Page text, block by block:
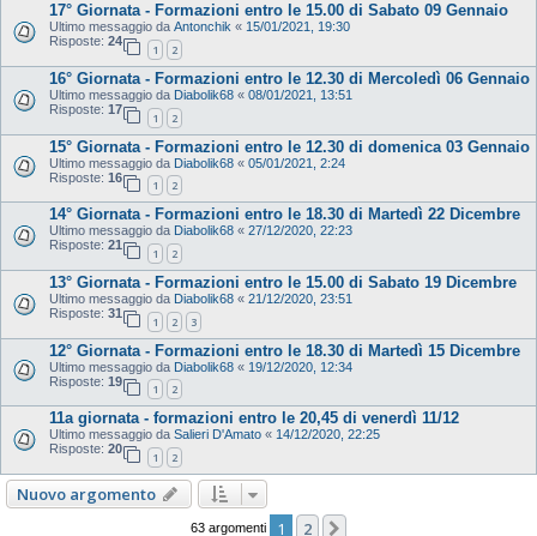
17° Giornata - Formazioni entro le 15.00 di Sabato 09 Gennaio
Ultimo messaggio da Antonchik « 15/01/2021, 19:30
Risposte: 24
1 2
16° Giornata - Formazioni entro le 12.30 di Mercoledì 06 Gennaio
Ultimo messaggio da Diabolik68 « 08/01/2021, 13:51
Risposte: 17
1 2
15° Giornata - Formazioni entro le 12.30 di domenica 03 Gennaio
Ultimo messaggio da Diabolik68 « 05/01/2021, 2:24
Risposte: 16
1 2
14° Giornata - Formazioni entro le 18.30 di Martedì 22 Dicembre
Ultimo messaggio da Diabolik68 « 27/12/2020, 22:23
Risposte: 21
1 2
13° Giornata - Formazioni entro le 15.00 di Sabato 19 Dicembre
Ultimo messaggio da Diabolik68 « 21/12/2020, 23:51
Risposte: 31
1 2 3
12° Giornata - Formazioni entro le 18.30 di Martedì 15 Dicembre
Ultimo messaggio da Diabolik68 « 19/12/2020, 12:34
Risposte: 19
1 2
11a giornata - formazioni entro le 20,45 di venerdì 11/12
Ultimo messaggio da Salieri D'Amato « 14/12/2020, 22:25
Risposte: 20
1 2
Nuovo argomento
63 argomenti 1 2